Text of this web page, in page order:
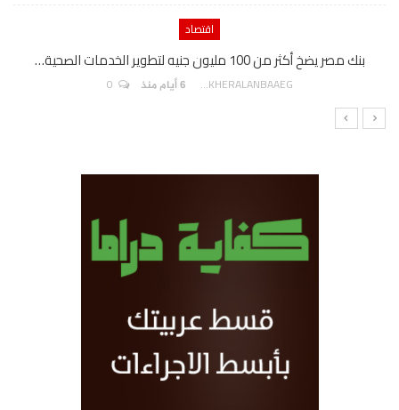
اقتصاد
بنك مصر يضخ أكثر من 100 مليون جنيه لتطوير الخدمات الصحية…
AKHERALANBAAEG 6 أيام منذ